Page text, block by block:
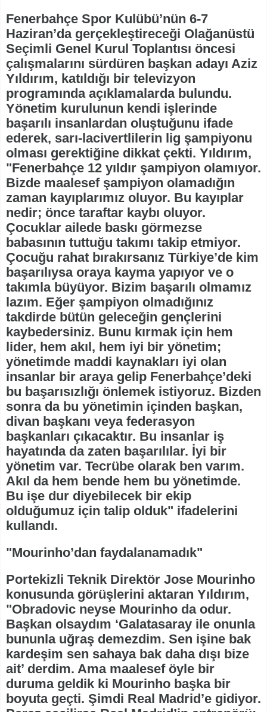
Fenerbahçe Spor Kulübü’nün 6-7
Haziran’da gerçekleştireceği Olağanüstü
Seçimli Genel Kurul Toplantısı öncesi
çalışmalarını sürdüren başkan adayı Aziz
Yıldırım, katıldığı bir televizyon
programında açıklamalarda bulundu.
Yönetim kurulunun kendi işlerinde
başarılı insanlardan oluştuğunu ifade
ederek, sarı-lacivertlilerin lig şampiyonu
olması gerektiğine dikkat çekti. Yıldırım,
"Fenerbahçe 12 yıldır şampiyon olamıyor.
Bizde maalesef şampiyon olamadığın
zaman kayıplarımız oluyor. Bu kayıplar
nedir; önce taraftar kaybı oluyor.
Çocuklar ailede baskı görmezse
babasının tuttuğu takımı takip etmiyor.
Çocuğu rahat bırakırsanız Türkiye’de kim
başarılıysa oraya kayma yapıyor ve o
takımla büyüyor. Bizim başarılı olmamız
lazım. Eğer şampiyon olmadığınız
takdirde bütün geleceğin gençlerini
kaybedersiniz. Bunu kırmak için hem
lider, hem akıl, hem iyi bir yönetim;
yönetimde maddi kaynakları iyi olan
insanlar bir araya gelip Fenerbahçe’deki
bu başarısızlığı önlemek istiyoruz. Bizden
sonra da bu yönetimin içinden başkan,
divan başkanı veya federasyon
başkanları çıkacaktır. Bu insanlar iş
hayatında da zaten başarılılar. İyi bir
yönetim var. Tecrübe olarak ben varım.
Akıl da hem bende hem bu yönetimde.
Bu işe dur diyebilecek bir ekip
olduğumuz için talip olduk" ifadelerini
kullandı.
"Mourinho’dan faydalanamadık"
Portekizli Teknik Direktör Jose Mourinho
konusunda görüşlerini aktaran Yıldırım,
"Obradovic neyse Mourinho da odur.
Başkan olsaydım ‘Galatasaray ile onunla
bununla uğraş demezdim. Sen işine bak
kardeşim sen sahaya bak daha dışı bize
ait’ derdim. Ama maalesef öyle bir
duruma geldik ki Mourinho başka bir
boyuta geçti. Şimdi Real Madrid’e gidiyor.